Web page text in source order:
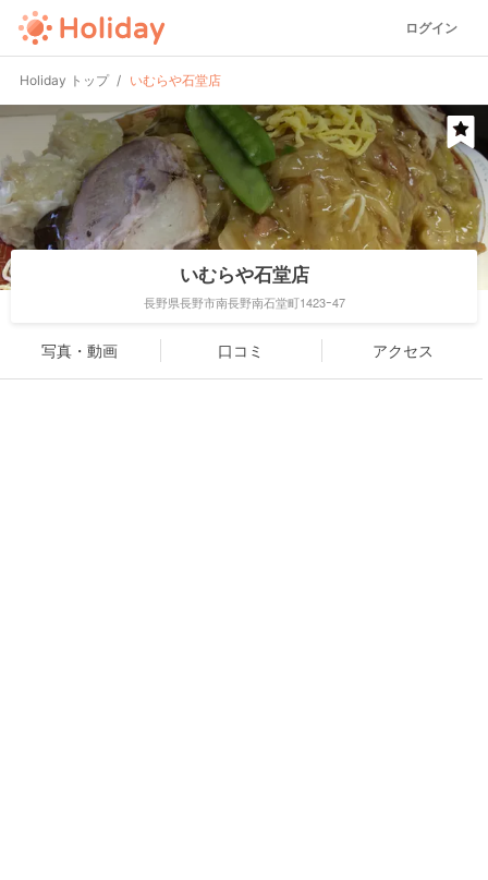
ログイン
Holiday トップ いむらや石堂店
いむらや石堂店
長野県長野市南長野南石堂町1423ｰ47
写真・動画 口コミ アクセス